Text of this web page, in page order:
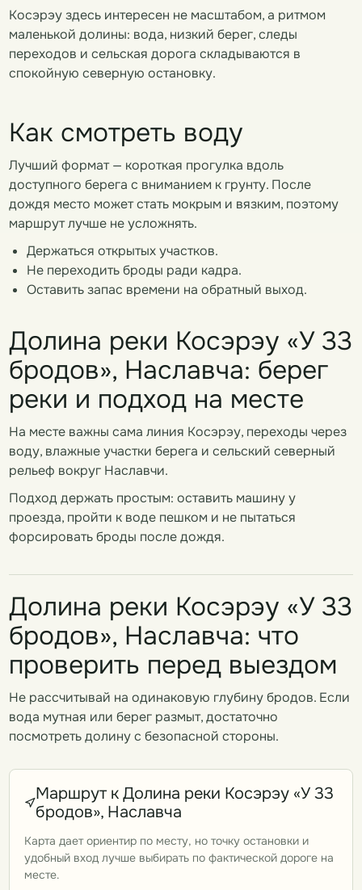
Косэрэу здесь интересен не масштабом, а ритмом
маленькой долины: вода, низкий берег, следы
переходов и сельская дорога складываются в
спокойную северную остановку.
Как смотреть воду
Лучший формат — короткая прогулка вдоль
доступного берега с вниманием к грунту. После
дождя место может стать мокрым и вязким, поэтому
маршрут лучше не усложнять.
Держаться открытых участков.
Не переходить броды ради кадра.
Оставить запас времени на обратный выход.
Долина реки Косэрэу «У 33
бродов», Наславча: берег
реки и подход на месте
На месте важны сама линия Косэрэу, переходы через
воду, влажные участки берега и сельский северный
рельеф вокруг Наславчи.
Подход держать простым: оставить машину у
проезда, пройти к воде пешком и не пытаться
форсировать броды после дождя.
Долина реки Косэрэу «У 33
бродов», Наславча: что
проверить перед выездом
Не рассчитывай на одинаковую глубину бродов. Если
вода мутная или берег размыт, достаточно
посмотреть долину с безопасной стороны.
Маршрут к Долина реки Косэрэу «У 33
бродов», Наславча
Карта дает ориентир по месту, но точку остановки и
удобный вход лучше выбирать по фактической дороге на
месте.